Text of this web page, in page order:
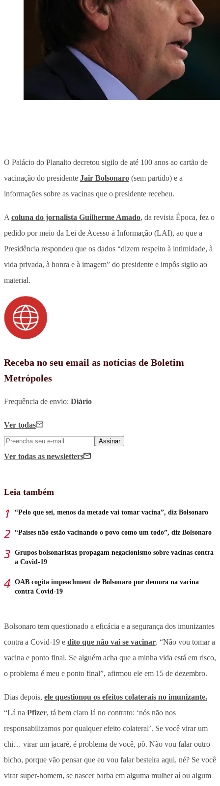
O Palácio do Planalto decretou sigilo de até 100 anos ao cartão de
vacinação do presidente Jair Bolsonaro (sem partido) e a
informações sobre as vacinas que o presidente recebeu.
A coluna do jornalista Guilherme Amado, da revista Época, fez o
pedido por meio da Lei de Acesso à Informação (LAI), ao que a
Presidência respondeu que os dados “dizem respeito à intimidade, à
vida privada, à honra e à imagem” do presidente e impôs sigilo ao
material.
Receba no seu email as notícias de Boletim
Metrópoles
Frequência de envio: Diário
Ver todas
Assinar
Ver todas as newsletters
Leia também
“Pelo que sei, menos da metade vai tomar vacina”, diz Bolsonaro
“Países não estão vacinando o povo como um todo”, diz Bolsonaro
Grupos bolsonaristas propagam negacionismo sobre vacinas contra
a Covid-19
OAB cogita impeachment de Bolsonaro por demora na vacina
contra Covid-19
Bolsonaro tem questionado a eficácia e a segurança dos imunizantes
contra a Covid-19 e dito que não vai se vacinar. “Não vou tomar a
vacina e ponto final. Se alguém acha que a minha vida está em risco,
o problema é meu e ponto final”, afirmou ele em 15 de dezembro.
Dias depois, ele questionou os efeitos colaterais no imunizante.
“Lá na Pfizer, tá bem claro lá no contrato: ‘nós não nos
responsabilizamos por qualquer efeito colateral’. Se você virar um
chi… virar um jacaré, é problema de você, pô. Não vou falar outro
bicho, porque vão pensar que eu vou falar besteira aqui, né? Se você
virar super-homem, se nascer barba em alguma mulher aí ou algum